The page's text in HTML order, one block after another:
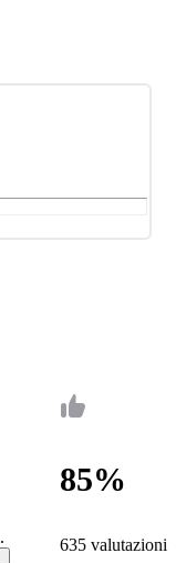
85%
635 valutazioni
.